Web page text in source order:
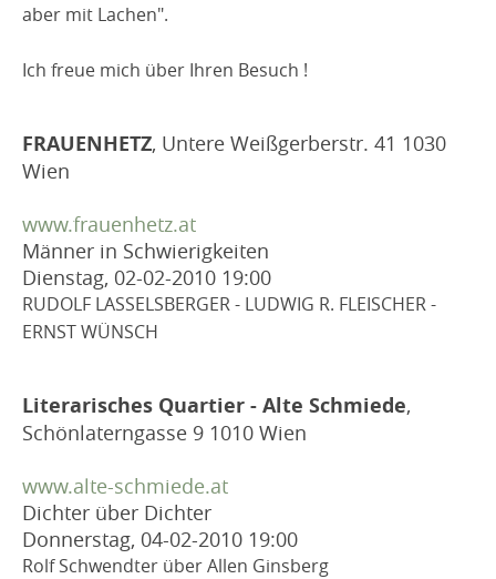
aber mit Lachen".
Ich freue mich über Ihren Besuch !
FRAUENHETZ, Untere Weißgerberstr. 41 1030
Wien
www.frauenhetz.at
Männer in Schwierigkeiten
Dienstag, 02-02-2010 19:00
RUDOLF LASSELSBERGER - LUDWIG R. FLEISCHER -
ERNST WÜNSCH
Literarisches Quartier - Alte Schmiede,
Schönlaterngasse 9 1010 Wien
www.alte-schmiede.at
Dichter über Dichter
Donnerstag, 04-02-2010 19:00
Rolf Schwendter über Allen Ginsberg